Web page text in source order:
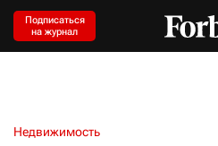
Подписаться
на журнал
Недвижимость